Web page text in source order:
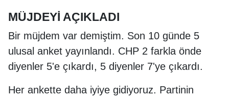
MÜJDEYİ AÇIKLADI
Bir müjdem var demiştim. Son 10 günde 5
ulusal anket yayınlandı. CHP 2 farkla önde
diyenler 5'e çıkardı, 5 diyenler 7'ye çıkardı.
Her ankette daha iyiye gidiyoruz. Partinin